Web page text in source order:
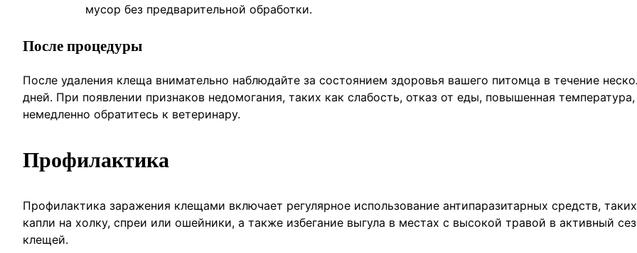
мусор без предварительной обработки.
После процедуры
После удаления клеща внимательно наблюдайте за состоянием здоровья вашего питомца в течение
дней. При появлении признаков недомогания, таких как слабость, отказ от еды, повышенная температура,
немедленно обратитесь к ветеринару.
Профилактика
Профилактика заражения клещами включает регулярное использование антипаразитарных средств,
капли на холку, спреи или ошейники, а также избегание выгула в местах с высокой травой в активный
клещей.